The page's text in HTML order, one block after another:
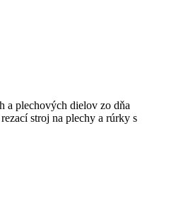
a plechových dielov zo dňa
stroj na plechy a rúrky s